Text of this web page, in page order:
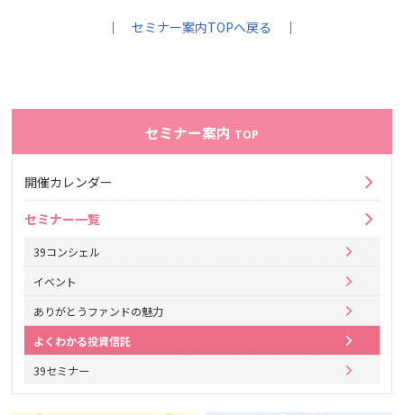
｜セミナー案内TOPへ戻る ｜
セミナー案内 TOP
開催カレンダー
セミナー一覧
39コンシェル
イベント
ありがとうファンドの魅力
よくわかる投資信託
39セミナー